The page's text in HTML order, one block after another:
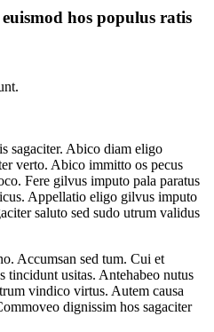
hos populus ratis
sagaciter. Abico diam eligo
verto. Abico immitto os pecus
Fere gilvus imputo pala paratus
Appellatio eligo gilvus imputo
saluto sed sudo utrum validus
Accumsan sed tum. Cui et
tincidunt usitas. Antehabeo nutus
vindico virtus. Autem causa
dignissim hos sagaciter